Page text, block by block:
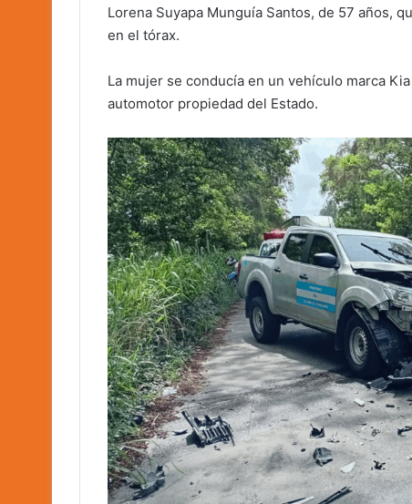
Lorena Suyapa Munguía Santos, de 57 años,
en el tórax.
La mujer se conducía en un vehículo marca
automotor propiedad del Estado.